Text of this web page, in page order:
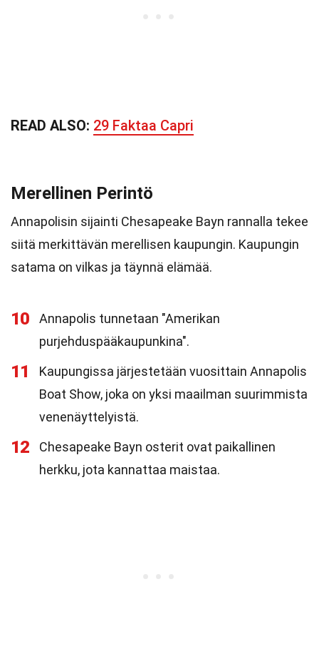
READ ALSO: 29 Faktaa Capri
Merellinen Perintö
Annapolisin sijainti Chesapeake Bayn rannalla tekee
siitä merkittävän merellisen kaupungin. Kaupungin
satama on vilkas ja täynnä elämää.
10
Annapolis tunnetaan "Amerikan
purjehduspääkaupunkina".
11
Kaupungissa järjestetään vuosittain Annapolis
Boat Show, joka on yksi maailman suurimmista
venenäyttelyistä.
12
Chesapeake Bayn osterit ovat paikallinen
herkku, jota kannattaa maistaa.